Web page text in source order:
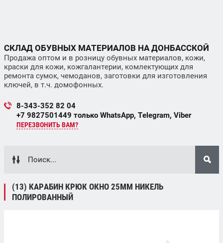
СКЛАД ОБУВНЫХ МАТЕРИАЛОВ НА ДОНБАССКОЙ
Продажа оптом и в розницу обувных материалов, кожи,
краски для кожи, кожгалантерии, комлектующих для
ремонта сумок, чемоданов, заготовки для изготовления
ключей, в т.ч. домофонных.
8-343-352 82 04
+7 9827501449 только WhatsApp, Telegram, Viber
ПЕРЕЗВОНИТЬ ВАМ?
(13) КАРАБИН КРЮК ОКНО 25ММ НИКЕЛЬ
ПОЛИРОВАННЫЙ